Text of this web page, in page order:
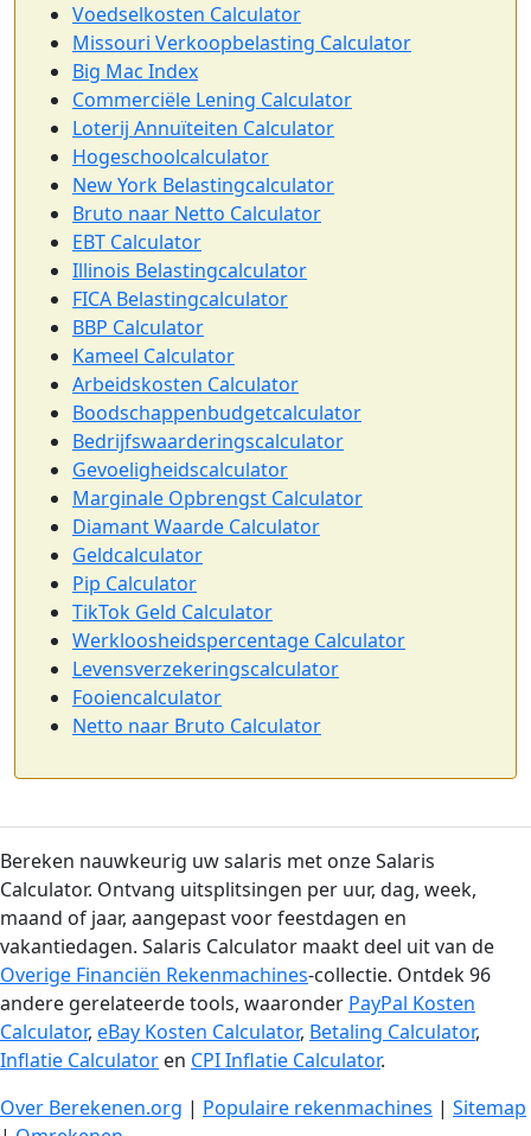
Voedselkosten Calculator
Missouri Verkoopbelasting Calculator
Big Mac Index
Commerciële Lening Calculator
Loterij Annuïteiten Calculator
Hogeschoolcalculator
New York Belastingcalculator
Bruto naar Netto Calculator
EBT Calculator
Illinois Belastingcalculator
FICA Belastingcalculator
BBP Calculator
Kameel Calculator
Arbeidskosten Calculator
Boodschappenbudgetcalculator
Bedrijfswaarderingscalculator
Gevoeligheidscalculator
Marginale Opbrengst Calculator
Diamant Waarde Calculator
Geldcalculator
Pip Calculator
TikTok Geld Calculator
Werkloosheidspercentage Calculator
Levensverzekeringscalculator
Fooiencalculator
Netto naar Bruto Calculator
Bereken nauwkeurig uw salaris met onze Salaris
Calculator. Ontvang uitsplitsingen per uur, dag, week,
maand of jaar, aangepast voor feestdagen en
vakantiedagen. Salaris Calculator maakt deel uit van de
Overige Financiën Rekenmachines-collectie. Ontdek 96
andere gerelateerde tools, waaronder PayPal Kosten
Calculator, eBay Kosten Calculator, Betaling Calculator,
Inflatie Calculator en CPI Inflatie Calculator.
Over Berekenen.org | Populaire rekenmachines | Sitemap